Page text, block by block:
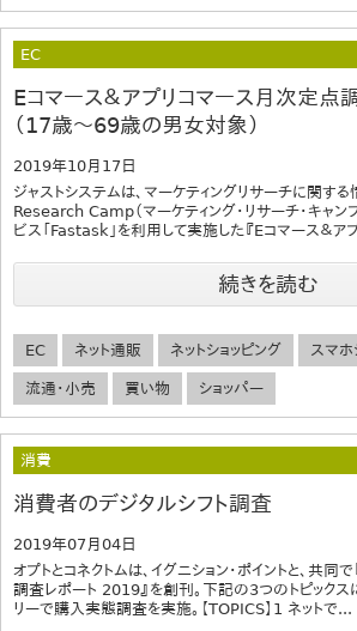
EC
Eコマース＆アプリコマース月次定
（17歳～69歳の男女対象）
2019年10月17日
ジャストシステムは、マーケティングリサーチに関す
Research Camp（マーケティング・リサーチ・キャンプ
ビス「Fastask」を利用して実施した『Eコマース＆ア
続きを読む
EC ネット通販 ネットショッピング スマホ
流通・小売 買い物 ショッパー
消費
消費者のデジタルシフト調査
2019年07月04日
オプトとコネクトムは、イグニション・ポイントと、共同
調査レポート 2019』を創刊。下記の3つのトピック
リーで購入実態調査を実施。【TOPICS】1 ネットで...